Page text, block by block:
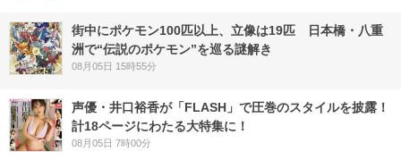
街中にポケモン100匹以上、立像は19匹 日本橋・八重
洲で“伝説のポケモン”を巡る謎解き
08月05日 15時55分
声優・井口裕香が「FLASH」で圧巻のスタイルを披露！
計18ページにわたる大特集に！
08月05日 7時00分